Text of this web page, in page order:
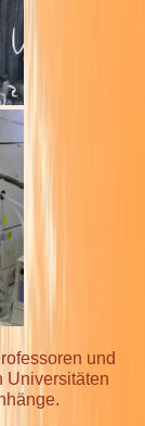
und
Universitäten